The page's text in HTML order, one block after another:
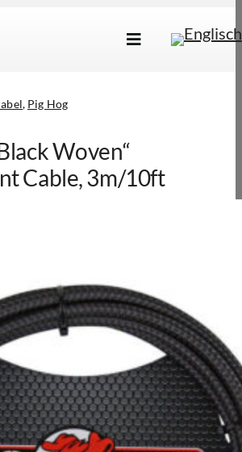
Toggle
Händlersuche
Über Uns
Pig Hog
Woven“
Cable, 3m/10ft